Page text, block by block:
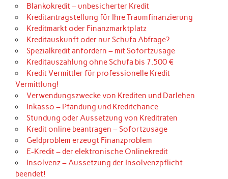
Blankokredit – unbesicherter Kredit
Kreditantragstellung für Ihre Traumfinanzierung
Kreditmarkt oder Finanzmarktplatz
Kreditauskunft oder nur Schufa Abfrage?
Spezialkredit anfordern – mit Sofortzusage
Kreditauszahlung ohne Schufa bis 7.500 €
Kredit Vermittler für professionelle Kredit
Vermittlung!
Verwendungszwecke von Krediten und Darlehen
Inkasso – Pfändung und Kreditchance
Stundung oder Aussetzung von Kreditraten
Kredit online beantragen – Sofortzusage
Geldproblem erzeugt Finanzproblem
E-Kredit – der elektronische Onlinekredit
Insolvenz – Aussetzung der Insolvenzpflicht
beendet!